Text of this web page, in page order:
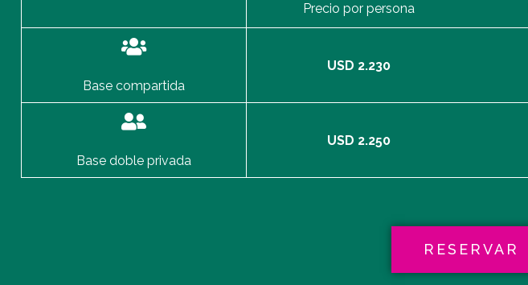
Precio por persona
Base compartida
USD 2.230
Base doble privada
USD 2.250
RESERVAR